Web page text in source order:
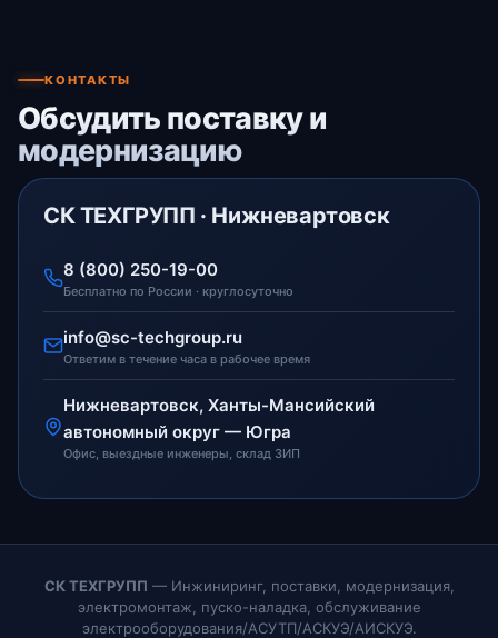
КОНТАКТЫ
Обсудить поставку и
модернизацию
СК ТЕХГРУПП · Нижневартовск
8 (800) 250-19-00
Бесплатно по России · круглосуточно
info@sc-techgroup.ru
Ответим в течение часа в рабочее время
Нижневартовск, Ханты-Мансийский
автономный округ — Югра
Офис, выездные инженеры, склад ЗИП
СК ТЕХГРУПП — Инжиниринг, поставки, модернизация,
электромонтаж, пуско-наладка, обслуживание
электрооборудования/АСУТП/АСКУЭ/АИСКУЭ.